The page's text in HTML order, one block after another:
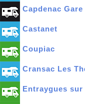
Capdenac
Castanet
Coupiac
Cransac Les
Entraygues